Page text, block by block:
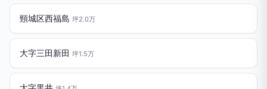
頸城区西福島 坪2.0万
大字三田新田 坪1.5万